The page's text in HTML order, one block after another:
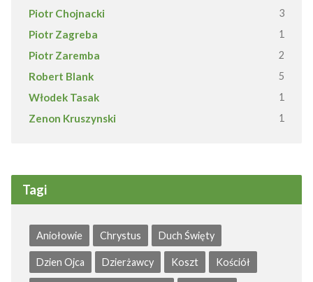
Piotr Chojnacki 3
Piotr Zagreba 1
Piotr Zaremba 2
Robert Blank 5
Włodek Tasak 1
Zenon Kruszynski 1
Tagi
Aniołowie Chrystus Duch Święty
Dzien Ojca Dzierżawcy Koszt Kościół